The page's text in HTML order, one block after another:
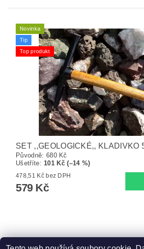
Novinka
Tip
Top produkt
SET ,,GEOLOGICKÉ,, KLADIVKO
Původně: 680 Kč
Ušetříte: 101 Kč (–14 %)
478,51 Kč bez DPH
579 Kč